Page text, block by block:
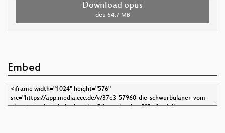
Download opus
deu 64.7 MB
Embed